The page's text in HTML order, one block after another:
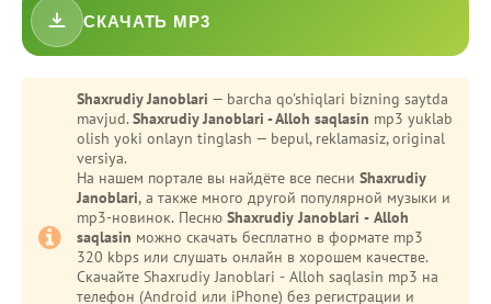
СКАЧАТЬ MP3
Shaxrudiy Janoblari — barcha qo'shiqlari bizning saytda
mavjud. Shaxrudiy Janoblari - Alloh saqlasin mp3 yuklab
olish yoki onlayn tinglash — bepul, reklamasiz, original
versiya.
На нашем портале вы найдёте все песни Shaxrudiy
Janoblari, а также много другой популярной музыки и
mp3-новинок. Песню Shaxrudiy Janoblari - Alloh
saqlasin можно скачать бесплатно в формате mp3
320 kbps или слушать онлайн в хорошем качестве.
Скачайте Shaxrudiy Janoblari - Alloh saqlasin mp3 на
телефон (Android или iPhone) без регистрации и
Oshiq edim